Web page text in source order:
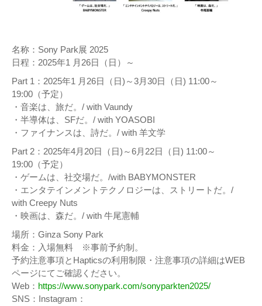
名称：Sony Park展 2025
日程：2025年1 月26日（日）～
Part 1：2025年1 月26日（日)～3月30日（日) 11:00～
19:00（予定）
・音楽は、旅だ。/ with Vaundy
・半導体は、SFだ。/ with YOASOBI
・ファイナンスは、詩だ。/ with 羊文学
Part 2：2025年4月20日（日)～6月22日（日) 11:00～
19:00（予定）
・ゲームは、社交場だ。/with BABYMONSTER
・エンタテインメントテクノロジーは、ストリートだ。/
with Creepy Nuts
・映画は、森だ。/ with 牛尾憲輔
場所：Ginza Sony Park
料金：入場無料 ※事前予約制。
予約注意事項とHapticsの利用制限・注意事項の詳細はWEB
ページにてご確認ください。
Web： https://www.sonypark.com/sonyparkten2025/
SNS：Instagram：